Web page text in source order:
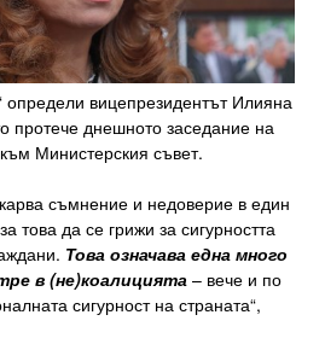
определи вицепрезидентът Илияна
протече днешното заседание на
Министерския съвет.
съмнение и недоверие в един
това да се грижи за сигурността
Това означава една много
в (не)коалицията – вече и по
сигурност на страната“,